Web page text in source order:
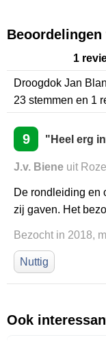
1
Droogdok Jan
23 stemmen en 1
9 "Heel erg
J.v. Biene uit
De rondleiding en
zij gaven. Het
Bezocht in 2018,
Nuttig
Ook